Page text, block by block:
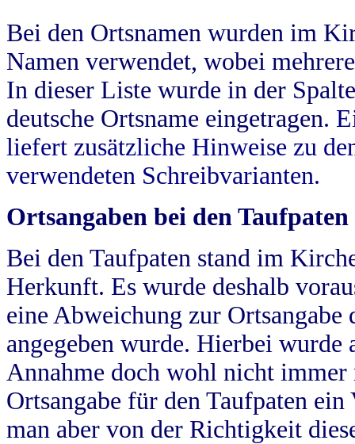
Bei den Ortsnamen wurden im
Namen verwendet, wobei
In dieser Liste wurde in der
deutsche Ortsname eingetragen.
liefert zusätzliche Hinweise zu
verwendeten Schreibvarianten.
Ortsangaben bei den Taufpaten
Bei den Taufpaten stand im
Herkunft. Es wurde deshalb
eine Abweichung zur
angegeben wurde. Hierbei wurde
Annahme doch wohl nicht
Ortsangabe für den Taufpaten
man aber von der Richtigkeit